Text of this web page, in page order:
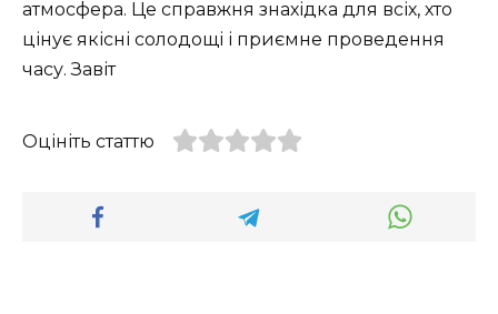
атмосфера. Це справжня знахідка для всіх, хто
цінує якісні солодощі і приємне проведення
часу. Завіт
Оцініть статтю